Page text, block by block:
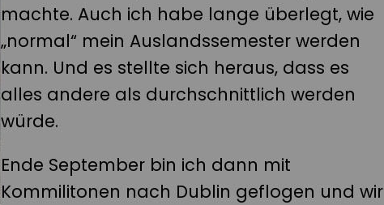
machte. Auch ich habe lange überlegt, wie
„normal“ mein Auslandssemester werden
kann. Und es stellte sich heraus, dass es
alles andere als durchschnittlich werden
würde.
Ende September bin ich dann mit
Kommilitonen nach Dublin geflogen und wir